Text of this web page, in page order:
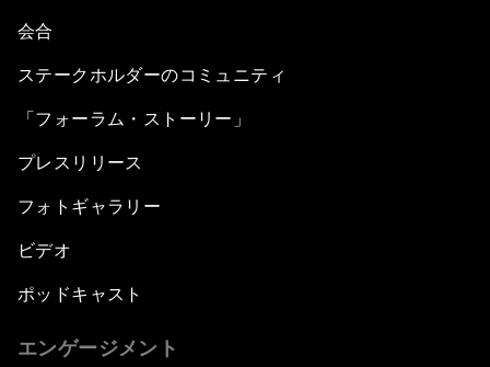
会合
ステークホルダーのコミュニティ
「フォーラム・ストーリー」
プレスリリース
フォトギャラリー
ビデオ
ポッドキャスト
エンゲージメント